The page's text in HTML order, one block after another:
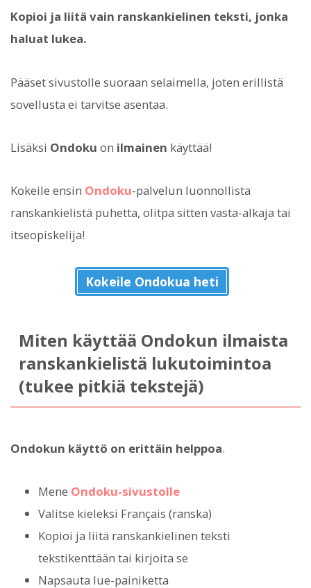
Kopioi ja liitä vain ranskankielinen teksti, jonka
haluat lukea.
Pääset sivustolle suoraan selaimella, joten erillistä
sovellusta ei tarvitse asentaa.
Lisäksi Ondoku on ilmainen käyttää!
Kokeile ensin Ondoku-palvelun luonnollista
ranskankielistä puhetta, olitpa sitten vasta-alkaja tai
itseopiskelija!
Kokeile Ondokua heti
Miten käyttää Ondokun ilmaista
ranskankielistä lukutoimintoa
(tukee pitkiä tekstejä)
Ondokun käyttö on erittäin helppoa.
Mene Ondoku-sivustolle
Valitse kieleksi Français (ranska)
Kopioi ja liitä ranskankielinen teksti
tekstikenttään tai kirjoita se
Napsauta lue-painiketta